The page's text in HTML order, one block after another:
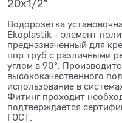
20x1/2"
Водорозетка
Ekoplastik - элемент
предназначенный для
ппр труб с различными
углом в 90°.
высококачественного
использование в
Фитинг проходит
подтверждается
ГОСТ.